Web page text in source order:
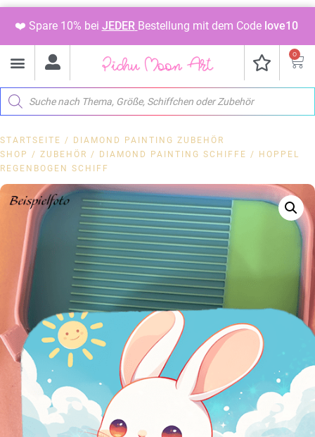
❤️ Spare 10% bei JEDER Bestellung mit dem Code love10
0
STARTSEITE /
DIAMOND PAINTING ZUBEHÖR
SHOP / ZUBEHÖR / DIAMOND PAINTING SCHIFFE / HOPPEL
REGENBOGEN SCHIFF